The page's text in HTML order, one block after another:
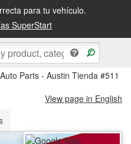
para tu vehículo.
SuperStart
o recógela en la tienda
Parts - Austin Tienda #511
View page in English